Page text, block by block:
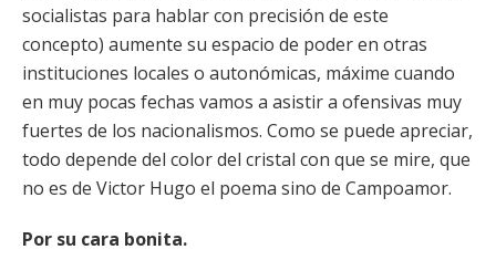
socialistas para hablar con precisión de este
concepto) aumente su espacio de poder en otras
instituciones locales o autonómicas, máxime cuando
en muy pocas fechas vamos a asistir a ofensivas muy
fuertes de los nacionalismos. Como se puede apreciar,
todo depende del color del cristal con que se mire, que
no es de Victor Hugo el poema sino de Campoamor.
Por su cara bonita.